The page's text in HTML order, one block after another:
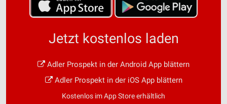
Jetzt kostenlos laden
Adler Prospekt in der Android App blättern
Adler Prospekt in der iOS App blättern
Kostenlos im App Store erhältlich